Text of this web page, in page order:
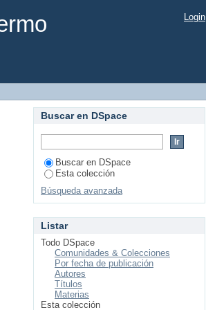
Login
Buscar en DSpace
Buscar en DSpace
Esta colección
Búsqueda avanzada
Listar
Todo DSpace
Comunidades & Colecciones
Por fecha de publicación
Autores
Títulos
Materias
Esta colección